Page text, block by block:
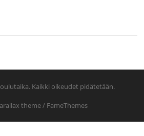
Kaikki oikeudet pidätetään.
theme/ FameThemes